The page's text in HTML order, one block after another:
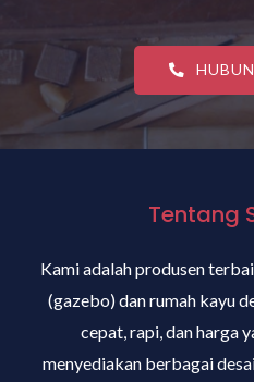
Tentang
Kami adalah produsen
(gazebo) dan rumah kayu
cepat, rapi, dan harga
menyediakan berbagai